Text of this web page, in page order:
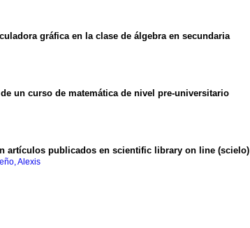
gráfica en la clase de álgebra en secundaria
un curso de matemática de nivel pre-universitario
artículos publicados en scientific library on line (scielo)
Alexis